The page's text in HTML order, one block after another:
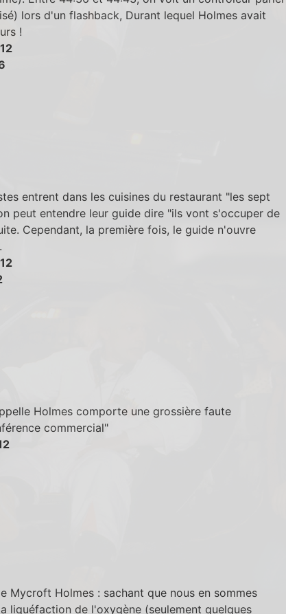
lors d'un flashback, Durant lequel Holmes avait
!
entrent dans les cuisines du restaurant "les sept
peut entendre leur guide dire "ils vont s'occuper de
Cependant, la première fois, le guide n'ouvre
Holmes comporte une grossière faute
commercial"
Mycroft Holmes : sachant que nous en sommes
liquéfaction de l'oxygène (seulement quelques